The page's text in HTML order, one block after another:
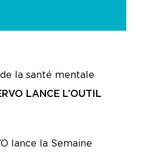
la santé mentale
LANCE L’OUTIL
lance la Semaine